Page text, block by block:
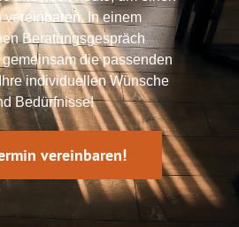
vereinbaren. In einem
Beratungsgespräch
die passenden
individuellen Wünsche
Bedürfnisse!
vereinbaren!